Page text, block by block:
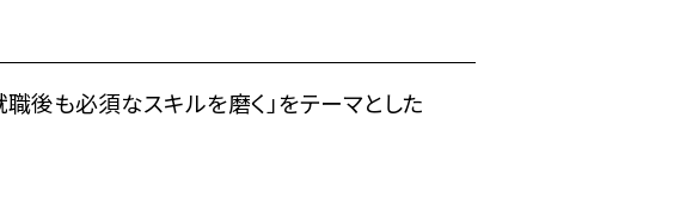
も必須なスキルを磨く」をテーマとした